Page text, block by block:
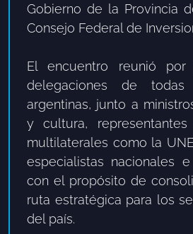
Gobierno de la Provincia
Consejo Federal de
El encuentro reunió
delegaciones de todas
argentinas, junto a
y cultura,
multilaterales como la
especialistas nacionales e
con el propósito de
ruta estratégica para los
del país.